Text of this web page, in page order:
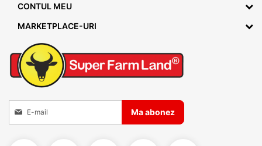
CONTUL MEU
MARKETPLACE-URI
Inscrieti-va la Buletinele noastre informative
Ma abonez